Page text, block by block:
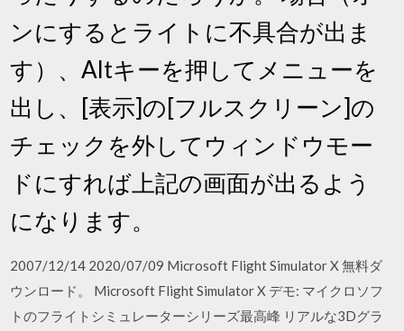
ンにするとライトに不具合が出ま
す）、Altキーを押してメニューを
出し、[表示]の[フルスクリーン]の
チェックを外してウィンドウモー
ドにすれば上記の画面が出るよう
になります。
2007/12/14 2020/07/09 Microsoft Flight Simulator X 無料ダ
ウンロード。 Microsoft Flight Simulator X デモ: マイクロソフ
トのフライトシミュレーターシリーズ最高峰 リアルな3Dグラ